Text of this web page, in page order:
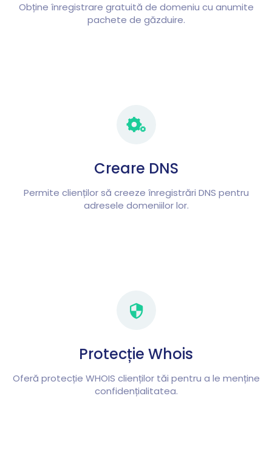
Obține înregistrare gratuită de domeniu cu anumite
pachete de găzduire.
Creare DNS
Permite clienților să creeze înregistrări DNS pentru
adresele domeniilor lor.
Protecție Whois
Oferă protecție WHOIS clienților tăi pentru a le menține
confidențialitatea.